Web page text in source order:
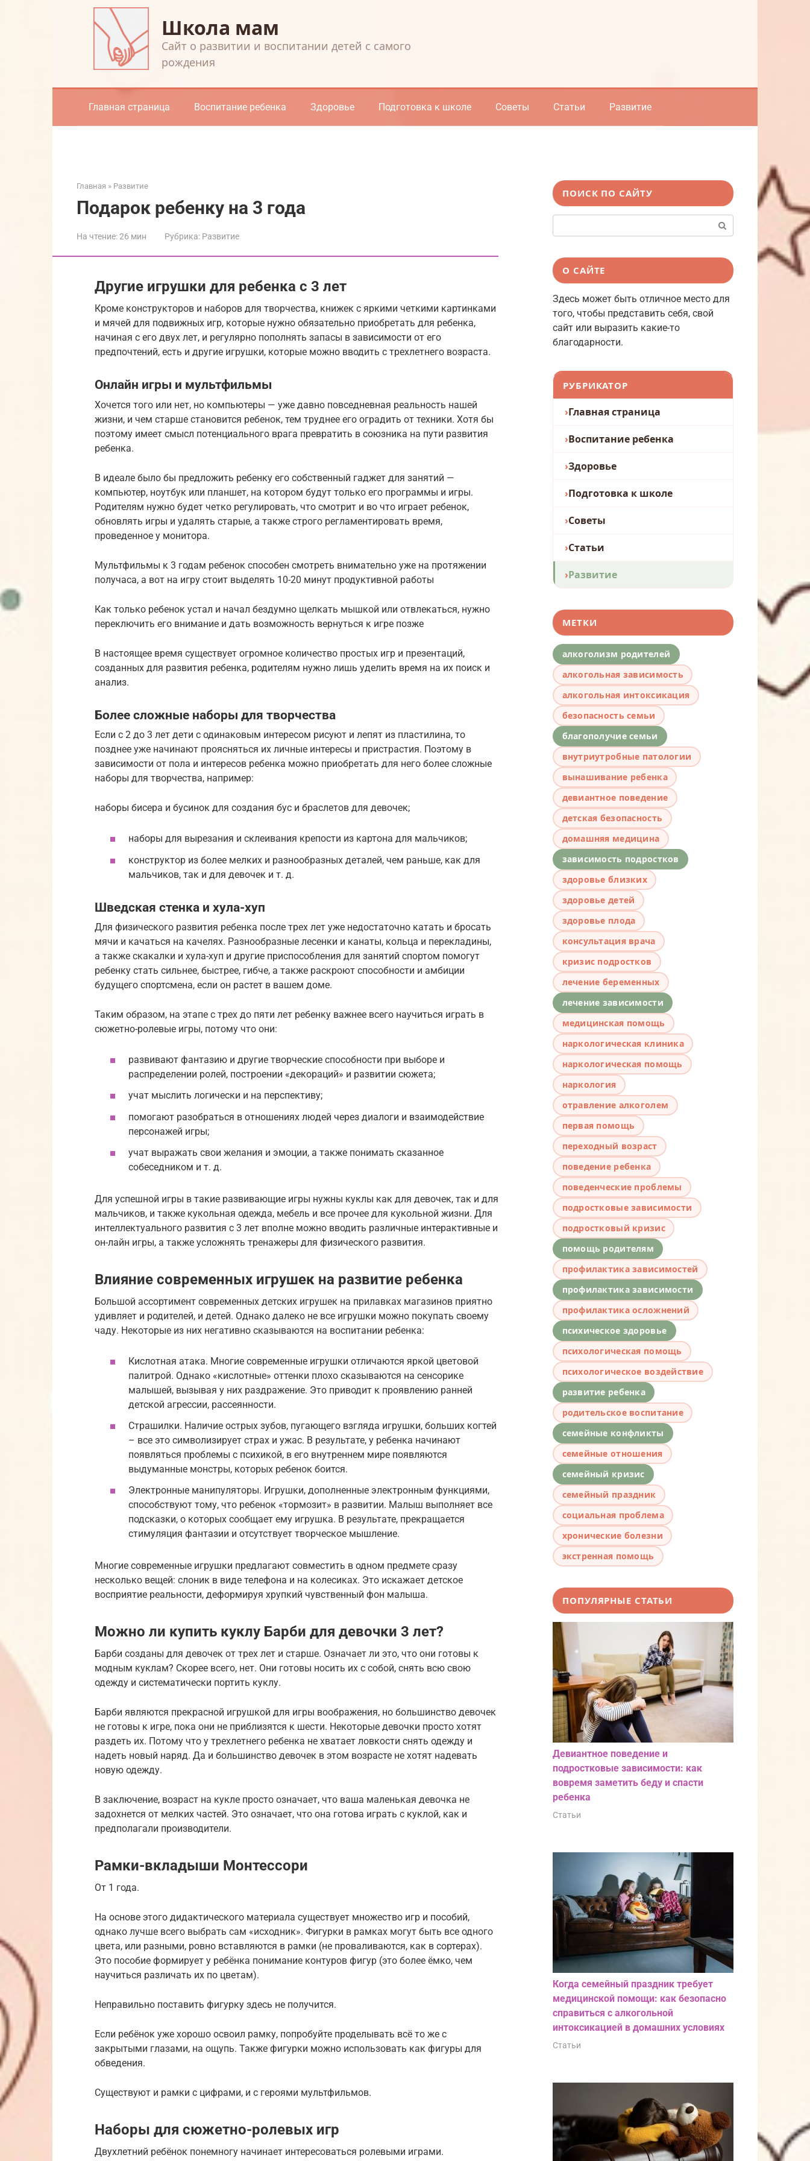
Школа мам
Cайт о развитии и воспитании детей с самого
рождения
Главная страница Воспитание ребенка Здоровье Подготовка к школе Советы Статьи Развитие
Главная » Развитие
Подарок ребенку на 3 года
На чтение:26 мин Рубрика: Развитие
Другие игрушки для ребенка с 3 лет
Кроме конструкторов и наборов для творчества, книжек с яркими четкими картинками
и мячей для подвижных игр, которые нужно обязательно приобретать для ребенка,
начиная с его двух лет, и регулярно пополнять запасы в зависимости от его
предпочтений, есть и другие игрушки, которые можно вводить с трехлетнего возраста.
Онлайн игры и мультфильмы
Хочется того или нет, но компьютеры — уже давно повседневная реальность нашей
жизни, и чем старше становится ребенок, тем труднее его оградить от техники. Хотя бы
поэтому имеет смысл потенциального врага превратить в союзника на пути развития
ребенка.
В идеале было бы предложить ребенку его собственный гаджет для занятий —
компьютер, ноутбук или планшет, на котором будут только его программы и игры.
Родителям нужно будет четко регулировать, что смотрит и во что играет ребенок,
обновлять игры и удалять старые, а также строго регламентировать время,
проведенное у монитора.
Мультфильмы к 3 годам ребенок способен смотреть внимательно уже на протяжении
получаса, а вот на игру стоит выделять 10-20 минут продуктивной работы
Как только ребенок устал и начал бездумно щелкать мышкой или отвлекаться, нужно
переключить его внимание и дать возможность вернуться к игре позже
В настоящее время существует огромное количество простых игр и презентаций,
созданных для развития ребенка, родителям нужно лишь уделить время на их поиск и
анализ.
Более сложные наборы для творчества
Если с 2 до 3 лет дети с одинаковым интересом рисуют и лепят из пластилина, то
позднее уже начинают проясняться их личные интересы и пристрастия. Поэтому в
зависимости от пола и интересов ребенка можно приобретать для него более сложные
наборы для творчества, например:
наборы бисера и бусинок для создания бус и браслетов для девочек;
наборы для вырезания и склеивания крепости из картона для мальчиков;
конструктор из более мелких и разнообразных деталей, чем раньше, как для
мальчиков, так и для девочек и т. д.
Шведская стенка и хула-хуп
Для физического развития ребенка после трех лет уже недостаточно катать и бросать
мячи и качаться на качелях. Разнообразные лесенки и канаты, кольца и перекладины,
а также скакалки и хула-хуп и другие приспособления для занятий спортом помогут
ребенку стать сильнее, быстрее, гибче, а также раскроют способности и амбиции
будущего спортсмена, если он растет в вашем доме.
Таким образом, на этапе с трех до пяти лет ребенку важнее всего научиться играть в
сюжетно-ролевые игры, потому что они:
развивают фантазию и другие творческие способности при выборе и
распределении ролей, построении «декораций» и развитии сюжета;
учат мыслить логически и на перспективу;
помогают разобраться в отношениях людей через диалоги и взаимодействие
персонажей игры;
учат выражать свои желания и эмоции, а также понимать сказанное
собеседником и т. д.
Для успешной игры в такие развивающие игры нужны куклы как для девочек, так и для
мальчиков, и также кукольная одежда, мебель и все прочее для кукольной жизни. Для
интеллектуального развития с 3 лет вполне можно вводить различные интерактивные и
он-лайн игры, а также усложнять тренажеры для физического развития.
Влияние современных игрушек на развитие ребенка
Большой ассортимент современных детских игрушек на прилавках магазинов приятно
удивляет и родителей, и детей. Однако далеко не все игрушки можно покупать своему
чаду. Некоторые из них негативно сказываются на воспитании ребенка:
Кислотная атака. Многие современные игрушки отличаются яркой цветовой
палитрой. Однако «кислотные» оттенки плохо сказываются на сенсорике
малышей, вызывая у них раздражение. Это приводит к проявлению ранней
детской агрессии, рассеянности.
Страшилки. Наличие острых зубов, пугающего взгляда игрушки, больших когтей
– все это символизирует страх и ужас. В результате, у ребенка начинают
появляться проблемы с психикой, в его внутреннем мире появляются
выдуманные монстры, которых ребенок боится.
Электронные манипуляторы. Игрушки, дополненные электронным функциями,
способствуют тому, что ребенок «тормозит» в развитии. Малыш выполняет все
подсказки, о которых сообщает ему игрушка. В результате, прекращается
стимуляция фантазии и отсутствует творческое мышление.
Многие современные игрушки предлагают совместить в одном предмете сразу
несколько вещей: слоник в виде телефона и на колесиках. Это искажает детское
восприятие реальности, деформируя хрупкий чувственный фон малыша.
Можно ли купить куклу Барби для девочки 3 лет?
Барби созданы для девочек от трех лет и старше. Означает ли это, что они готовы к
модным куклам? Скорее всего, нет. Они готовы носить их с собой, снять всю свою
одежду и систематически портить куклу.
Барби являются прекрасной игрушкой для игры воображения, но большинство девочек
не готовы к игре, пока они не приблизятся к шести. Некоторые девочки просто хотят
раздеть их. Потому что у трехлетнего ребенка не хватает ловкости снять одежду и
надеть новый наряд. Да и большинство девочек в этом возрасте не хотят надевать
новую одежду.
В заключение, возраст на кукле просто означает, что ваша маленькая девочка не
задохнется от мелких частей. Это означает, что она готова играть с куклой, как и
предполагали производители.
Рамки-вкладыши Монтессори
От 1 года.
На основе этого дидактического материала существует множество игр и пособий,
однако лучше всего выбрать сам «исходник». Фигурки в рамках могут быть все одного
цвета, или разными, ровно вставляются в рамки (не проваливаются, как в сортерах).
Это пособие формирует у ребёнка понимание контуров фигур (это более ёмко, чем
научиться различать их по цветам).
Неправильно поставить фигурку здесь не получится.
Если ребёнок уже хорошо освоил рамку, попробуйте проделывать всё то же с
закрытыми глазами, на ощупь. Также фигурки можно использовать как фигуры для
обведения.
Существуют и рамки с цифрами, и с героями мультфильмов.
Наборы для сюжетно-ролевых игр
Двухлетний ребёнок понемногу начинает интересоваться ролевыми играми.
ПОИСК ПО САЙТУ
О САЙТЕ
Здесь может быть отличное место для
того, чтобы представить себя, свой
сайт или выразить какие-то
благодарности.
РУБРИКАТОР
Главная страница
Воспитание ребенка
Здоровье
Подготовка к школе
Советы
Статьи
Развитие
МЕТКИ
алкоголизм родителей
алкогольная зависимость
алкогольная интоксикация
безопасность семьи
благополучие семьи
внутриутробные патологии
вынашивание ребенка
девиантное поведение
детская безопасность
домашняя медицина
зависимость подростков
здоровье близких
здоровье детей
здоровье плода
консультация врача
кризис подростков
лечение беременных
лечение зависимости
медицинская помощь
наркологическая клиника
наркологическая помощь
наркология
отравление алкоголем
первая помощь
переходный возраст
поведение ребенка
поведенческие проблемы
подростковые зависимости
подростковый кризис
помощь родителям
профилактика зависимостей
профилактика зависимости
профилактика осложнений
психическое здоровье
психологическая помощь
психологическое воздействие
развитие ребенка
родительское воспитание
семейные конфликты
семейные отношения
семейный кризис
семейный праздник
социальная проблема
хронические болезни
экстренная помощь
ПОПУЛЯРНЫЕ СТАТЬИ
Девиантное поведение и
подростковые зависимости: как
вовремя заметить беду и спасти
ребенка
Статьи
Когда семейный праздник требует
медицинской помощи: как безопасно
справиться с алкогольной
интоксикацией в домашних условиях
Статьи